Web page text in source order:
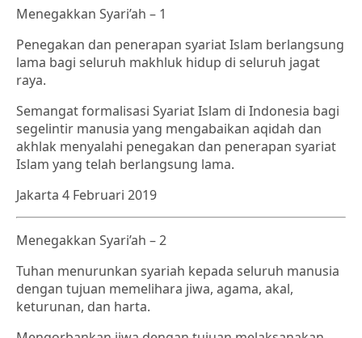
Menegakkan Syari’ah – 1
Penegakan dan penerapan syariat Islam berlangsung
lama bagi seluruh makhluk hidup di seluruh jagat
raya.
Semangat formalisasi Syariat Islam di Indonesia bagi
segelintir manusia yang mengabaikan aqidah dan
akhlak menyalahi penegakan dan penerapan syariat
Islam yang telah berlangsung lama.
Jakarta 4 Februari 2019
Menegakkan Syari’ah – 2
Tuhan menurunkan syariah kepada seluruh manusia
dengan tujuan memelihara jiwa, agama, akal,
keturunan, dan harta.